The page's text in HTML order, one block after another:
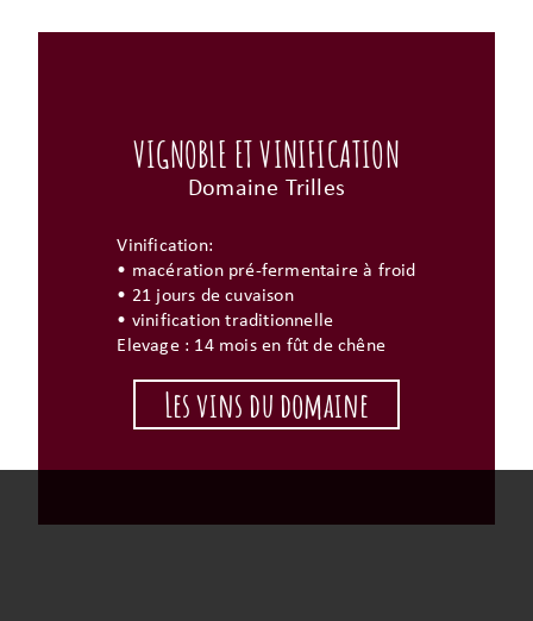
VIGNOBLE ET VINIFICATION
Domaine Trilles
Vinification:
• macération pré-fermentaire à froid
• 21 jours de cuvaison
• vinification traditionnelle
Elevage : 14 mois en fût de chêne
Les vins du domaine